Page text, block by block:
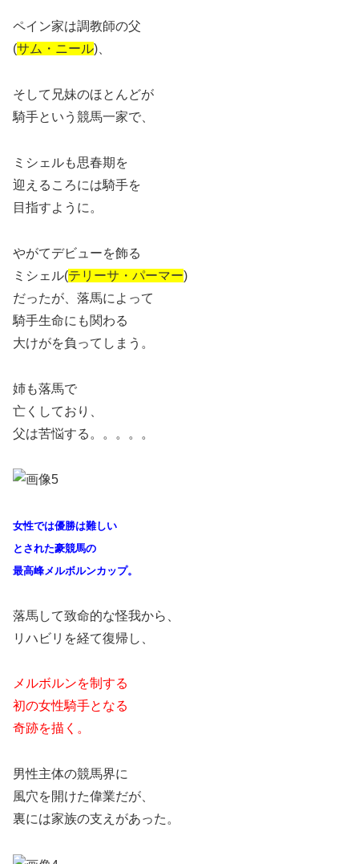
ペイン家は調教師の父
(サム・ニール)、
そして兄妹のほとんどが
騎手という競馬一家で、
ミシェルも思春期を
迎えるころには騎手を
目指すように。
やがてデビューを飾る
ミシェル(テリーサ・パーマー)
だったが、落馬によって
騎手生命にも関わる
大けがを負ってしまう。
姉も落馬で
亡くしており、
父は苦悩する。。。。。
女性では優勝は難しい
とされた豪競馬の
最高峰メルボルンカップ。
落馬して致命的な怪我から、
リハビリを経て復帰し、
メルボルンを制する
初の女性騎手となる
奇跡を描く。
男性主体の競馬界に
風穴を開けた偉業だが、
裏には家族の支えがあった。